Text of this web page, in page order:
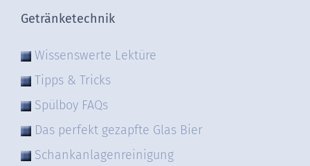
Getränketechnik
Wissenswerte Lektüre
Tipps & Tricks
Spülboy FAQs
Das perfekt gezapfte Glas Bier
Schankanlagenreinigung